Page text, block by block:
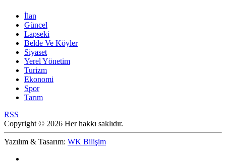
İlan
Güncel
Lapseki
Belde Ve Köyler
Siyaset
Yerel Yönetim
Turizm
Ekonomi
Spor
Tarım
RSS
Copyright © 2026 Her hakkı saklıdır.
Yazılım & Tasarım: WK Bilişim